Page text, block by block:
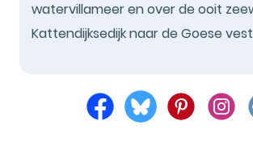
watervillameer en over de ooit
Kattendijksedijk naar de Goese